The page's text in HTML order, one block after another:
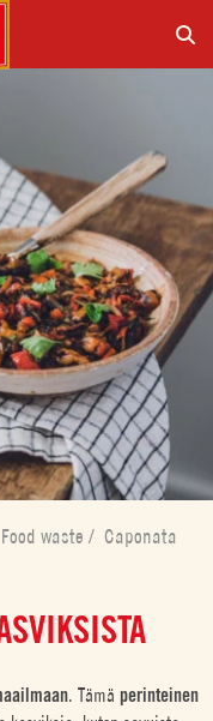
Food waste / Caponata
. Tämä perinteinen